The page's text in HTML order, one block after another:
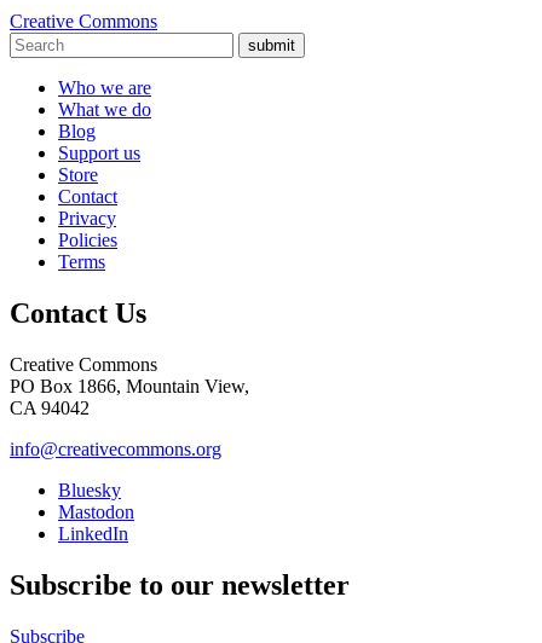
Creative Commons
submit
Who we are
What we do
Blog
Support us
Store
Contact
Privacy
Policies
Terms
Contact Us
Creative Commons
PO Box 1866, Mountain View,
CA 94042
info@creativecommons.org
Bluesky
Mastodon
LinkedIn
Subscribe to our newsletter
Subscribe